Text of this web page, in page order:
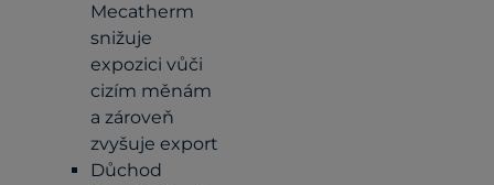
Mecatherm
snižuje
expozici vůči
cizím měnám
a zároveň
zvyšuje export
Důchod